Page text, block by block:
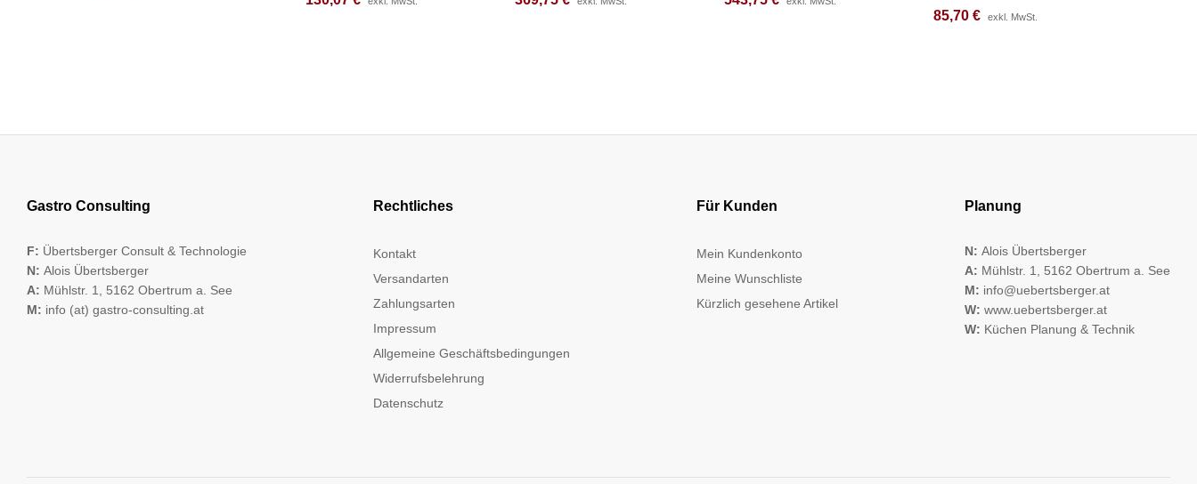
85,70 € exkl. MwSt.
85,70 € exkl. MwSt.
Gastro Consulting
F: Übertsberger Consult & Technologie
N: Alois Übertsberger
A: Mühlstr. 1, 5162 Obertrum a. See
M: info (at) gastro-consulting.at
Rechtliches
Kontakt
Versandarten
Zahlungsarten
Impressum
Allgemeine Geschäftsbedingungen
Widerrufsbelehrung
Datenschutz
Für Kunden
Mein Kundenkonto
Meine Wunschliste
Kürzlich gesehene Artikel
Planung
N: Alois Übertsberger
A: Mühlstr. 1, 5162 Obertrum a. See
M: info@uebertsberger.at
W: www.uebertsberger.at
W: Küchen Planung & Technik